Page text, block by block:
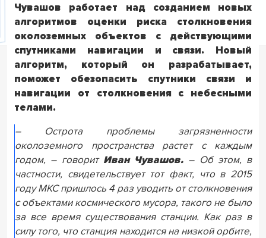
Чувашов работает над созданием новых
алгоритмов оценки риска столкновения
околоземных объектов с действующими
спутниками навигации и связи. Новый
алгоритм, который он разрабатывает,
поможет обезопасить спутники связи и
навигации от столкновения с небесными
телами.
– Острота проблемы загрязненности
околоземного пространства растет с каждым
годом, – говорит Иван Чувашов. – Об этом, в
частности, свидетельствует тот факт, что в 2015
году МКС пришлось 4 раз уводить от столкновения
с объектами космического мусора, такого не было
за все время существования станции. Как раз в
силу того, что станция находится на низкой орбите,